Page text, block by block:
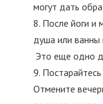
могут дать
После йоги и
душа или ванны
Это еще одно
Отмените